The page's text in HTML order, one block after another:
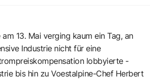
13. Mai verging kaum ein Tag, an
Industrie nicht für eine
lobbyierte -
bis hin zu Voestalpine-Chef Herbert